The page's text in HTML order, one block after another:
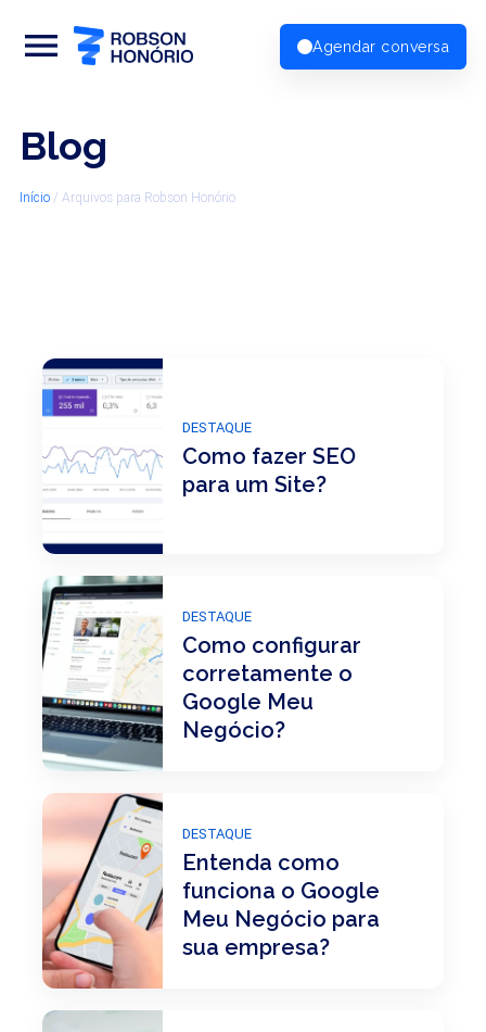
Agendar conversa
menu
Blog
Início/ Arquivos para Robson Honório
DESTAQUE
Como fazer SEO
para um Site?
DESTAQUE
Como configurar
corretamente o
Google Meu
Negócio?
DESTAQUE
Entenda como
funciona o Google
Meu Negócio para
sua empresa?